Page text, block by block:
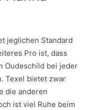
jeglichen Standard
Pro ist, dass
Oudeschild bei jeder
Texel bietet zwar
die anderen
ist viel Ruhe beim